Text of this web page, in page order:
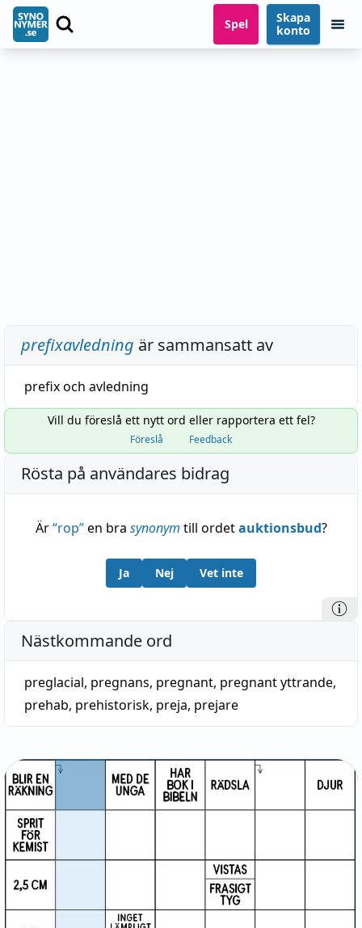
Spel
Skapa
konto
prefixavledning är sammansatt av
prefixoch avledning
Vill du föreslå ett nytt ord eller rapportera ett fel?
Föreslå Feedback
Rösta på användares bidrag
Är“rop”en bra synonym till ordetauktionsbud?
Ja Nej Vet inte
Nästkommande ord
preglacial, pregnans, pregnant, pregnant yttrande,
prehab, prehistorisk, preja, prejare